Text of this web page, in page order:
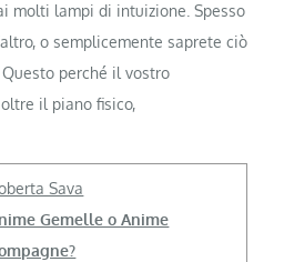
molti lampi di intuizione. Spesso
o semplicemente saprete ciò
perché il vostro
il piano fisico,
Sava
Gemelle o Anime